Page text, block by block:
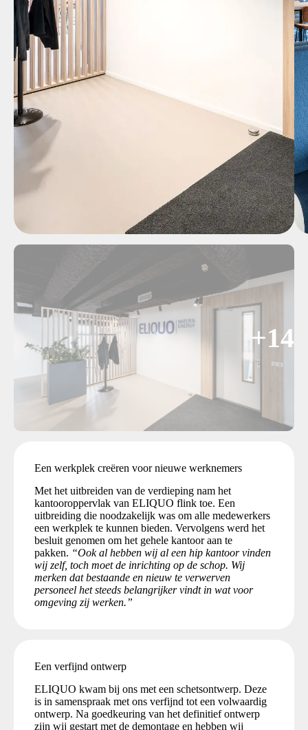
+14
Een werkplek creëren voor nieuwe werknemers
Met het uitbreiden van de verdieping nam het
kantooroppervlak van ELIQUO flink toe. Een
uitbreiding die noodzakelijk was om alle medewerkers
een werkplek te kunnen bieden. Vervolgens werd het
besluit genomen om het gehele kantoor aan te
pakken. “Ook al hebben wij al een hip kantoor vinden
wij zelf, toch moet de inrichting op de schop. Wij
merken dat bestaande en nieuw te verwerven
personeel het steeds belangrijker vindt in wat voor
omgeving zij werken.”
Een verfijnd ontwerp
ELIQUO kwam bij ons met een schetsontwerp. Deze
is in samenspraak met ons verfijnd tot een volwaardig
ontwerp. Na goedkeuring van het definitief ontwerp
zijn wij gestart met de demontage en hebben wij